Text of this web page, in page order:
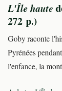
L'Île haute
272 p.)
Goby raconte
Pyrénées
l'enfance, la